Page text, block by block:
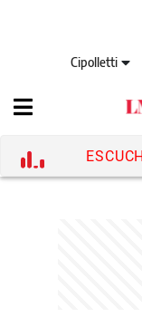
Cipolletti